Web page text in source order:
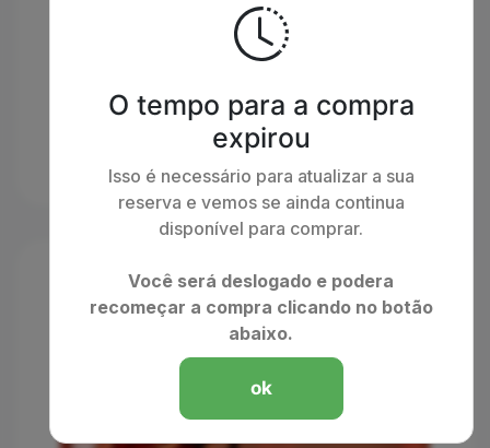
O tempo para a compra
expirou
Isso é necessário para atualizar a sua
reserva e vemos se ainda continua
disponível para comprar.
Você será deslogado e podera
recomeçar a compra clicando no botão
abaixo.
ok